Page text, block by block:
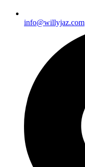
info@willyjaz.com